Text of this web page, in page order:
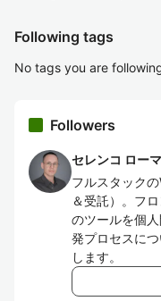
Following tags
No tags you are
Followers
セレンコ ロー
フルスタック
＆受託）。フ
のツールを個
発プロセスに
します。